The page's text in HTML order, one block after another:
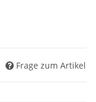
Frage zum Artikel